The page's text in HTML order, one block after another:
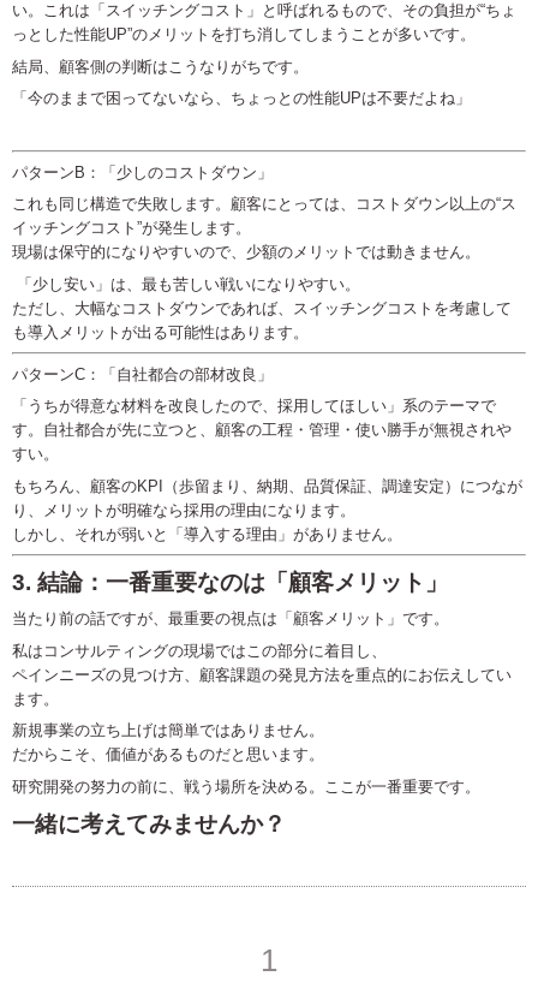
い。これは「スイッチングコスト」と呼ばれるもので、その負担が“ちょ
っとした性能UP”のメリットを打ち消してしまうことが多いです。
結局、顧客側の判断はこうなりがちです。
「今のままで困ってないなら、ちょっとの性能UPは不要だよね」
パターンB：「少しのコストダウン」
これも同じ構造で失敗します。顧客にとっては、コストダウン以上の“ス
イッチングコスト”が発生します。
現場は保守的になりやすいので、少額のメリットでは動きません。
「少し安い」は、最も苦しい戦いになりやすい。
ただし、大幅なコストダウンであれば、スイッチングコストを考慮して
も導入メリットが出る可能性はあります。
パターンC：「自社都合の部材改良」
「うちが得意な材料を改良したので、採用してほしい」系のテーマで
す。自社都合が先に立つと、顧客の工程・管理・使い勝手が無視されや
すい。
もちろん、顧客のKPI（歩留まり、納期、品質保証、調達安定）につなが
り、メリットが明確なら採用の理由になります。
しかし、それが弱いと「導入する理由」がありません。
3. 結論：一番重要なのは「顧客メリット」
当たり前の話ですが、最重要の視点は「顧客メリット」です。
私はコンサルティングの現場ではこの部分に着目し、
ペインニーズの見つけ方、顧客課題の発見方法を重点的にお伝えしてい
ます。
新規事業の立ち上げは簡単ではありません。
だからこそ、価値があるものだと思います。
研究開発の努力の前に、戦う場所を決める。ここが一番重要です。
一緒に考えてみませんか？
1